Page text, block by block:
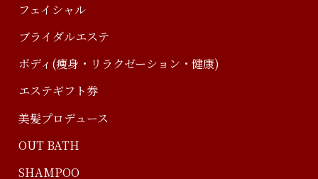
フェイシャル
ブライダルエステ
ボディ(痩身・リラクゼーション・健康)
エステギフト券
美髪プロデュース
OUT BATH
SHAMPOO